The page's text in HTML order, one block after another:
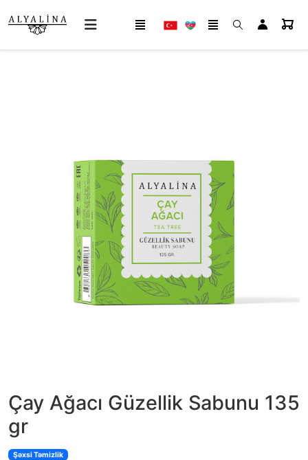
Çay Ağacı Güzellik Sabunu 135
gr
Şəxsi Təmizlik